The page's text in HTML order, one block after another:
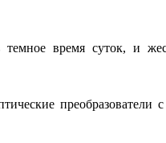
время суток, и
преобразователи